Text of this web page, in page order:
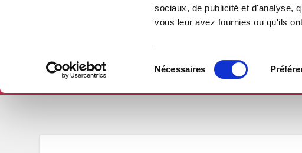
sociaux, de publicité et d'analyse,
vous leur avez fournies ou qu'ils
du
Nécessaires
ÉCRITURE & CRÉATION PUBLICATION